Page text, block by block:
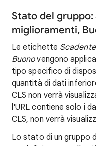
Stato del gruppo:
miglioramenti,
Le etichette Scadente
Buonovengono
tipo specifico di
quantità di dati
CLS non verrà
l'URL contiene solo i
CLS, non verrà
Lo stato di un gruppo